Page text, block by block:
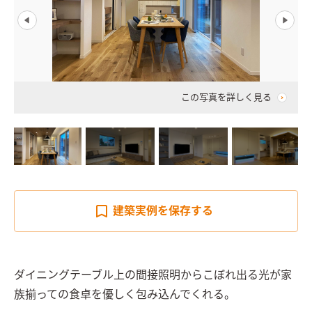
この写真を詳しく見る
建築実例を保存する
ダイニングテーブル上の間接照明からこぼれ出る光が家
族揃っての食卓を優しく包み込んでくれる。